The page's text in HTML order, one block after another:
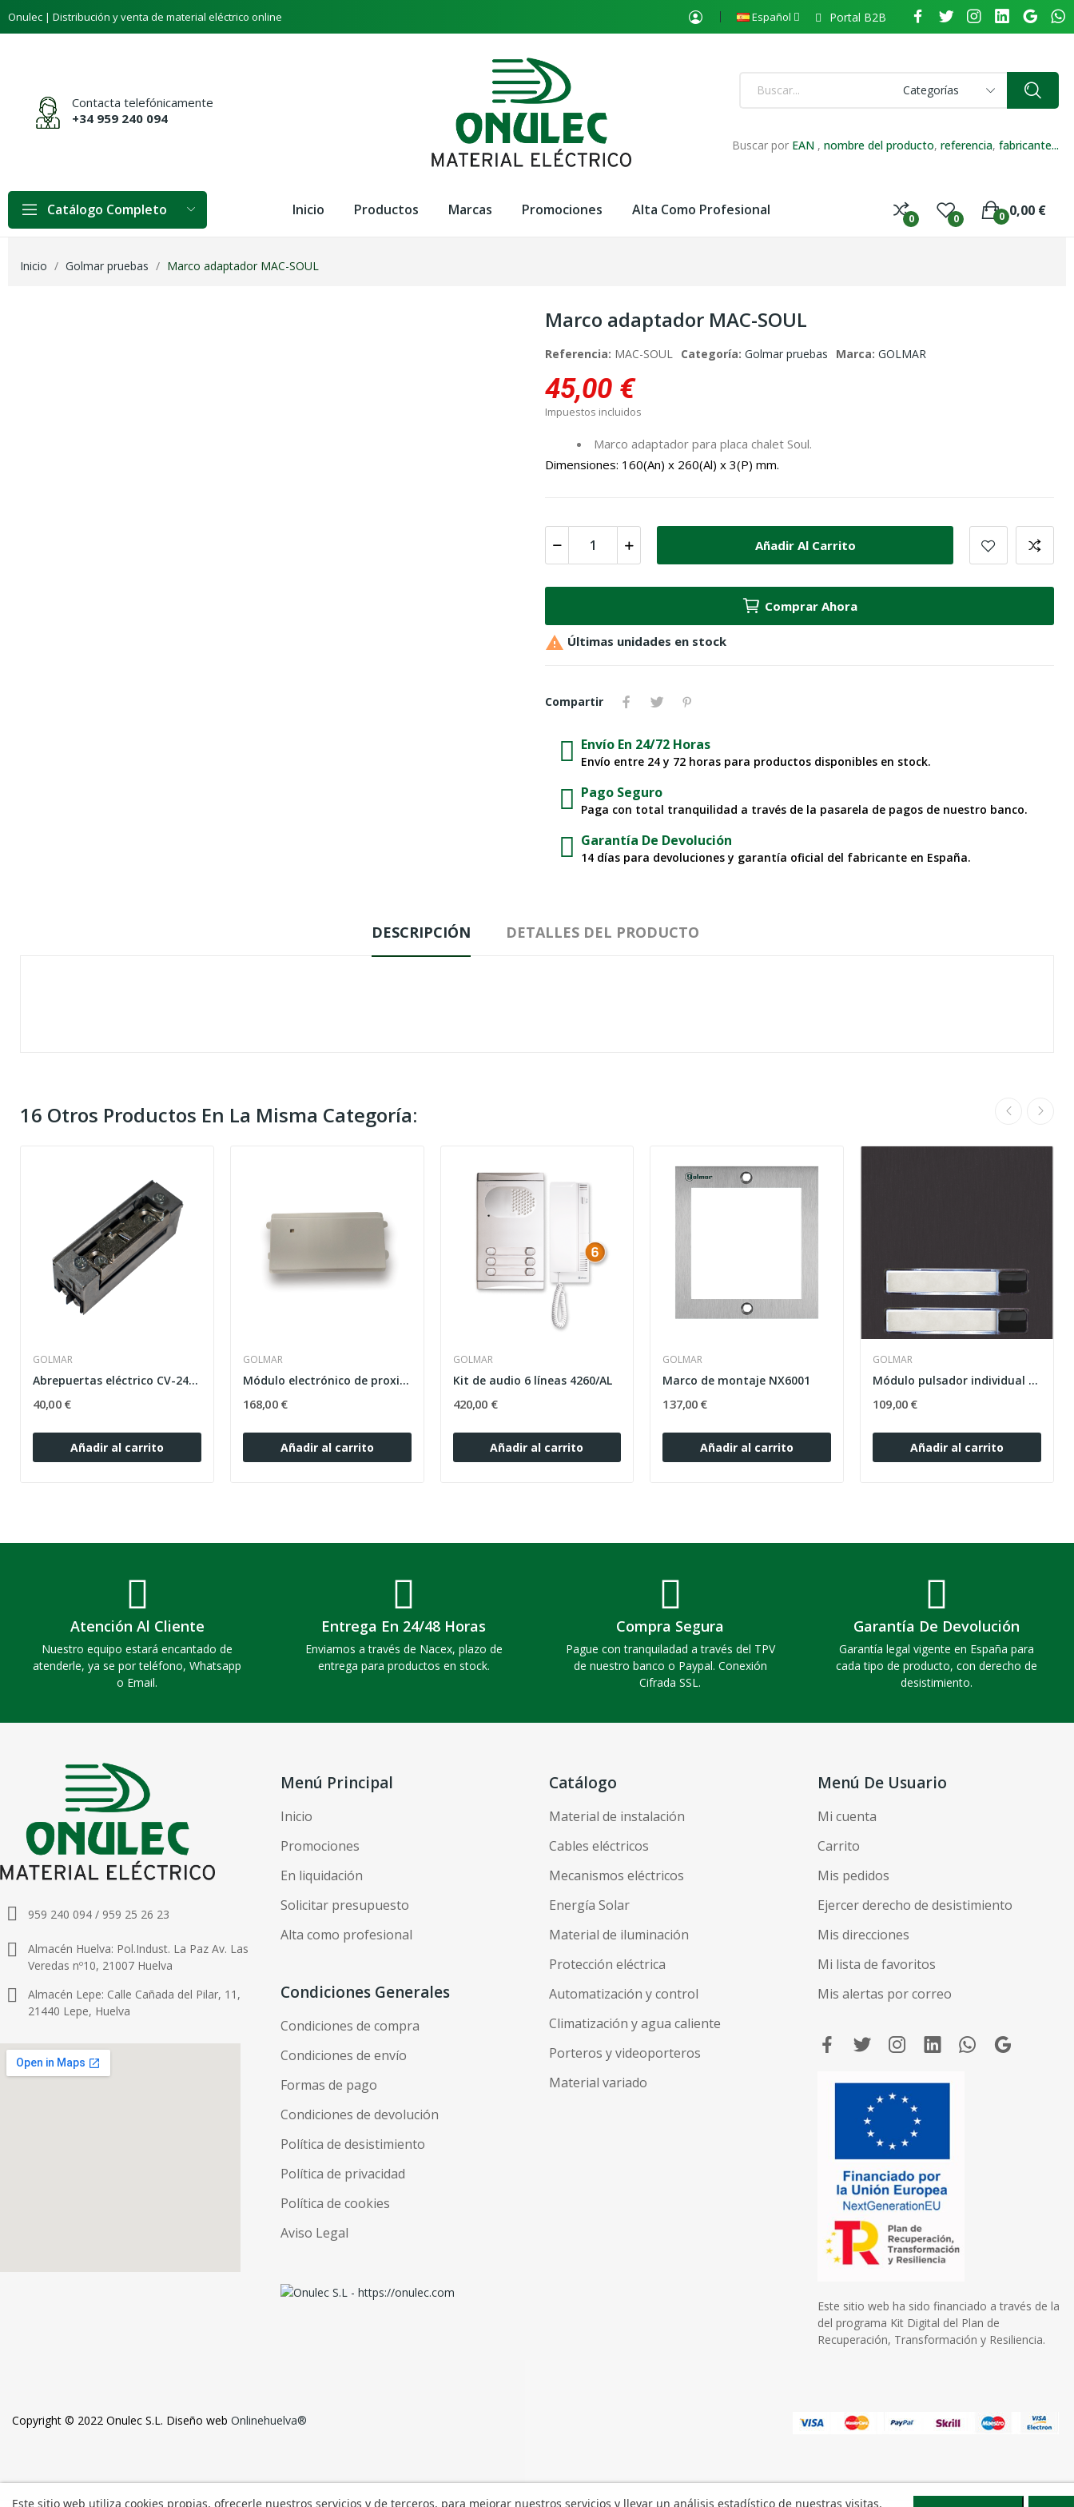
Onulec | Distribución y venta de material eléctrico online Español Portal B2B
Contacta telefónicamente
+34 959 240 094
Categorías
Buscar por EAN ,nombre del producto,referencia,fabricante...
Catálogo Completo Inicio Productos Marcas Promociones Alta Como Profesional
0 0 0,00 €
0
Inicio Golmar pruebas Marco adaptador MAC-SOUL
Marco adaptador MAC-SOUL
Referencia: MAC-SOUL Categoría: Golmar pruebas Marca: GOLMAR
45,00 €
Impuestos incluidos
Marco adaptador para placa chalet Soul.
Dimensiones: 160(An) x 260(Al) x 3(P) mm.
Añadir Al Carrito
Comprar Ahora
 Últimas unidades en stock
Compartir
Envío En 24/72 Horas
Envío entre 24 y 72 horas para productos disponibles en stock.
Pago Seguro
Paga con total tranquilidad a través de la pasarela de pagos de nuestro banco.
Garantía De Devolución
14 días para devoluciones y garantía oficial del fabricante en España.
DESCRIPCIÓN DETALLES DEL PRODUCTO
16 Otros Productos En La Misma Categoría:
GOLMAR
Abrepuertas eléctrico CV-24EP/UNI/SF
40,00 €
Añadir al carrito
GOLMAR
Módulo electrónico de proximidad EL4500/2SAFE
168,00 €
Añadir al carrito
GOLMAR
Kit de audio 6 líneas 4260/AL
420,00 €
Añadir al carrito
GOLMAR
Marco de montaje NX6001
137,00 €
Añadir al carrito
GOLMAR
Módulo pulsador individual NX3120 BLACK
109,00 €
Añadir al carrito
Atención Al Cliente
Nuestro equipo estará encantado de
atenderle, ya se por teléfono, Whatsapp
o Email.
Entrega En 24/48 Horas
Enviamos a través de Nacex, plazo de
entrega para productos en stock.
Compra Segura
Pague con tranquiladad a través del TPV
de nuestro banco o Paypal. Conexión
Cifrada SSL.
Garantía De Devolución
Garantía legal vigente en España para
cada tipo de producto, con derecho de
desistimiento.
959 240 094 / 959 25 26 23
Almacén Huelva: Pol.Indust. La Paz Av. Las
Veredas nº10, 21007 Huelva
Almacén Lepe: Calle Cañada del Pilar, 11,
21440 Lepe, Huelva
Menú Principal
Inicio
Promociones
En liquidación
Solicitar presupuesto
Alta como profesional
Condiciones Generales
Condiciones de compra
Condiciones de envío
Formas de pago
Condiciones de devolución
Política de desistimiento
Política de privacidad
Política de cookies
Aviso Legal
Catálogo
Material de instalación
Cables eléctricos
Mecanismos eléctricos
Energía Solar
Material de iluminación
Protección eléctrica
Automatización y control
Climatización y agua caliente
Porteros y videoporteros
Material variado
Menú De Usuario
Mi cuenta
Carrito
Mis pedidos
Ejercer derecho de desistimiento
Mis direcciones
Mi lista de favoritos
Mis alertas por correo
Este sitio web ha sido financiado a través de la
del programa Kit Digital del Plan de
Recuperación, Transformación y Resiliencia.
Copyright © 2022 Onulec S.L. Diseño web Onlinehuelva®
Este sitio web utiliza cookies propias, ofrecerle nuestros servicios y de terceros, para mejorar nuestros servicios y llevar un análisis estadístico de nuestras visitas.